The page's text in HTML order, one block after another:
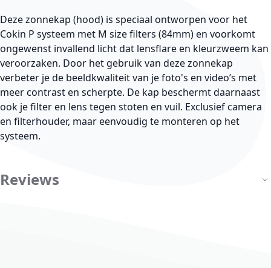
Deze zonnekap (hood) is speciaal ontworpen voor het
Cokin P systeem met M size filters (84mm) en voorkomt
ongewenst invallend licht dat lensflare en kleurzweem kan
veroorzaken. Door het gebruik van deze zonnekap
verbeter je de beeldkwaliteit van je foto's en video’s met
meer contrast en scherpte. De kap beschermt daarnaast
ook je filter en lens tegen stoten en vuil. Exclusief camera
en filterhouder, maar eenvoudig te monteren op het
systeem.
Reviews